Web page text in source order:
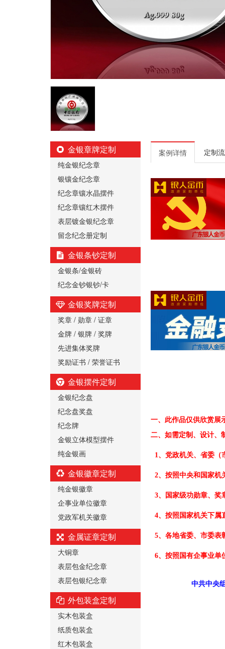
金银章牌定制
纯金银纪念章
银镶金纪念章
纪念章镶水晶摆件
纪念章镶红木摆件
表层镀金银纪念章
留念纪念册定制
金银条钞定制
金银条/金银砖
纪念金钞银钞/卡
金银奖牌定制
奖章 / 勋章 / 证章
金牌 / 银牌 / 奖牌
先进集体奖牌
奖励证书 / 荣誉证书
金银摆件定制
金银纪念盘
纪念盘奖盘
纪念牌
金银立体模型摆件
纯金银画
金银徽章定制
纯金银徽章
企事业单位徽章
党政军机关徽章
金属证章定制
大铜章
表层包金纪念章
表层包银纪念章
外包装盒定制
实木包装盒
纸质包装盒
红木包装盒
案例详情 定制
一、 此作品仅供欣赏展
二、 如需定制、设计、
1、党政机关、省委（
2、按照中央和国家机
3、国家级功勋章、奖
4、按照国家机关下属
5、各地省委、市委表
6、按照国有企事业单
中共中央